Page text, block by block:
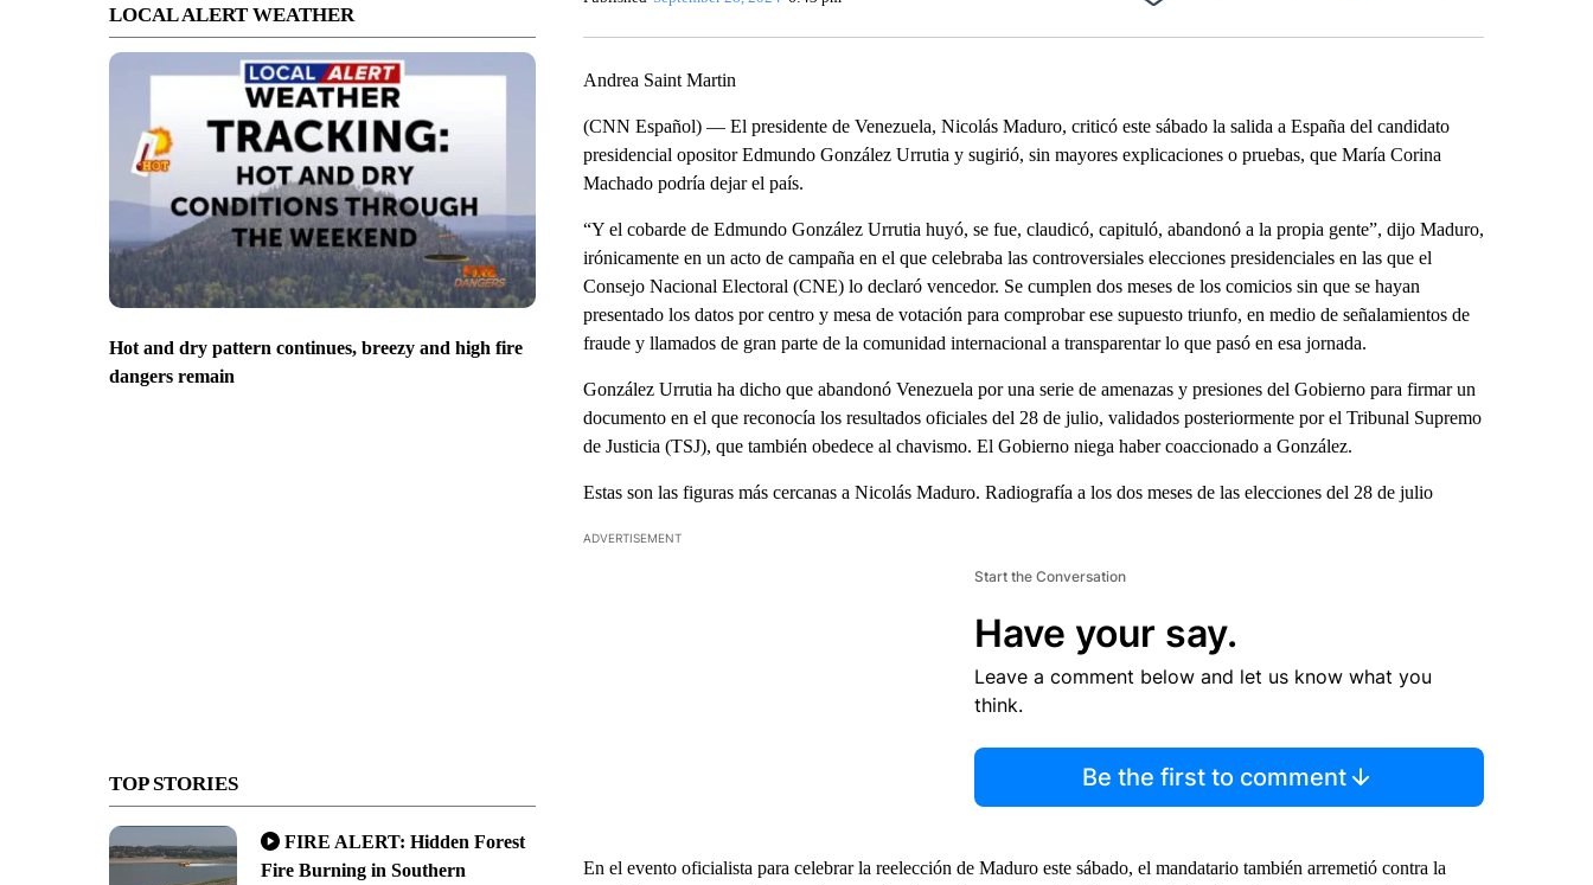
LOCAL ALERT WEATHER
Hot and dry pattern continues, breezy and high fire
dangers remain
TOP STORIES
FIRE ALERT: Hidden Forest
Fire Burning in Southern
Andrea Saint Martin
(CNN Español) — El presidente de Venezuela, Nicolás Maduro, criticó este sábado la salida a España del candidato
presidencial opositor Edmundo González Urrutia y sugirió, sin mayores explicaciones o pruebas, que María Corina
Machado podría dejar el país.
“Y el cobarde de Edmundo González Urrutia huyó, se fue, claudicó, capituló, abandonó a la propia gente”, dijo Maduro,
irónicamente en un acto de campaña en el que celebraba las controversiales elecciones presidenciales en las que el
Consejo Nacional Electoral (CNE) lo declaró vencedor. Se cumplen dos meses de los comicios sin que se hayan
presentado los datos por centro y mesa de votación para comprobar ese supuesto triunfo, en medio de señalamientos de
fraude y llamados de gran parte de la comunidad internacional a transparentar lo que pasó en esa jornada.
González Urrutia ha dicho que abandonó Venezuela por una serie de amenazas y presiones del Gobierno para firmar un
documento en el que reconocía los resultados oficiales del 28 de julio, validados posteriormente por el Tribunal Supremo
de Justicia (TSJ), que también obedece al chavismo. El Gobierno niega haber coaccionado a González.
Estas son las figuras más cercanas a Nicolás Maduro. Radiografía a los dos meses de las elecciones del 28 de julio
ADVERTISEMENT
Start the Conversation
Have your say.
Leave a comment below and let us know what you
think.
Be the first to comment
En el evento oficialista para celebrar la reelección de Maduro este sábado, el mandatario también arremetió contra la